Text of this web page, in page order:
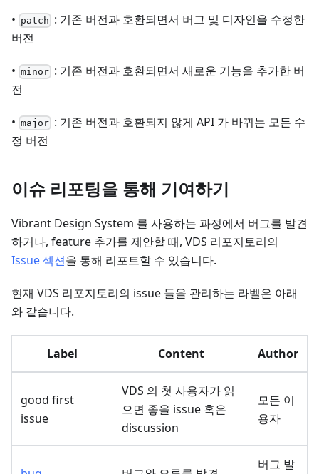
• patch : 기존 버전과 호환되면서 버그 및 디자인을 수정한
버전
• minor : 기존 버전과 호환되면서 새로운 기능을 추가한 버
전
• major : 기존 버전과 호환되지 않게 API 가 바뀌는 모든 수
정 버전
이슈 리포팅을 통해 기여하기
Vibrant Design System 를 사용하는 과정에서 버그를 발견
하거나, feature 추가를 제안할 때, VDS 리포지토리의
Issue 섹션을 통해 리포트할 수 있습니다.
현재 VDS 리포지토리의 issue 들을 관리하는 라벨은 아래
와 같습니다.
Label Content Author
good first
issue
VDS 의 첫 사용자가 읽
으면 좋을 issue 혹은
discussion
모든 이
용자
버그 발